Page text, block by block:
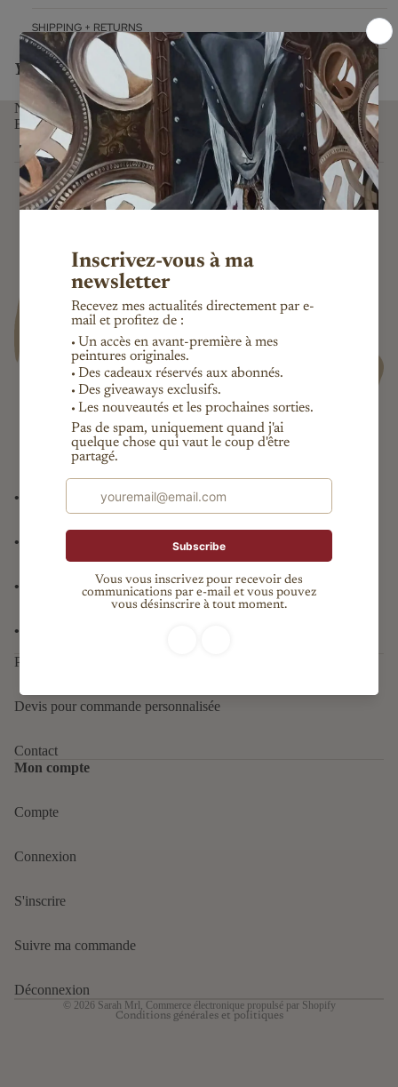
SHIPPING + RETURNS
You might also like...
NEWSLETTER
E-mail
Subscribe
• Pièce unique garantie, certificat d’authenticité fourni
• Expédition internationale suivie
• Livraison offerte en France
•
Patreon
Devis pour commande personnalisée
Contact
Mon compte
Compte
Connexion
S'inscrire
Suivre ma commande
Déconnexion
© 2026 Sarah Mrl , Commerce électronique propulsé par Shopify
Conditions générales et politiques
Politique de remboursement
Politique d’expédition
Coordonnées